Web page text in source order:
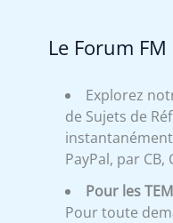
Le Forum FM
Explorez
de Sujets de
instantanément
PayPal, par
Pour les TEM
Pour toute